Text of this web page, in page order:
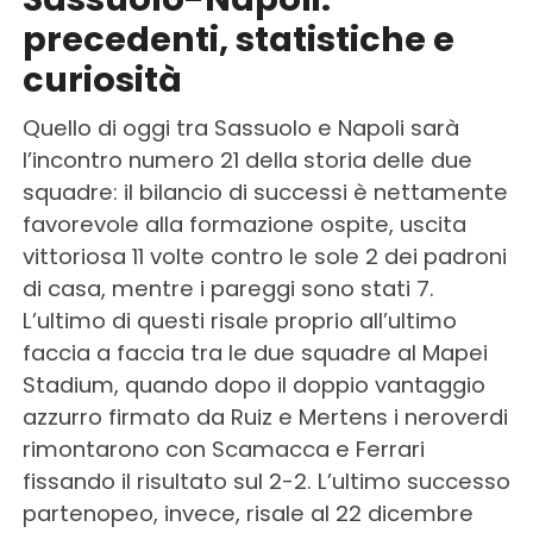
precedenti, statistiche e
curiosità
Quello di oggi tra Sassuolo e Napoli sarà
l’incontro numero 21 della storia delle due
squadre: il bilancio di successi è nettamente
favorevole alla formazione ospite, uscita
vittoriosa 11 volte contro le sole 2 dei padroni
di casa, mentre i pareggi sono stati 7.
L’ultimo di questi risale proprio all’ultimo
faccia a faccia tra le due squadre al Mapei
Stadium, quando dopo il doppio vantaggio
azzurro firmato da Ruiz e Mertens i neroverdi
rimontarono con Scamacca e Ferrari
fissando il risultato sul 2-2. L’ultimo successo
partenopeo, invece, risale al 22 dicembre